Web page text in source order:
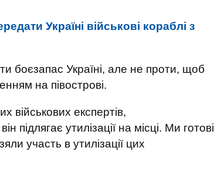
Україні військові кораблі з
боєзапас Україні, але не проти, щоб
на півострові.
військових експертів,
підлягає утилізації на місці. Ми готові
участь в утилізації цих